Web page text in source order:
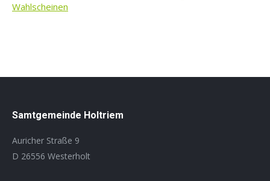
Wahlscheinen
Samtgemeinde Holtriem
Auricher Straße 9
D 26556 Westerholt